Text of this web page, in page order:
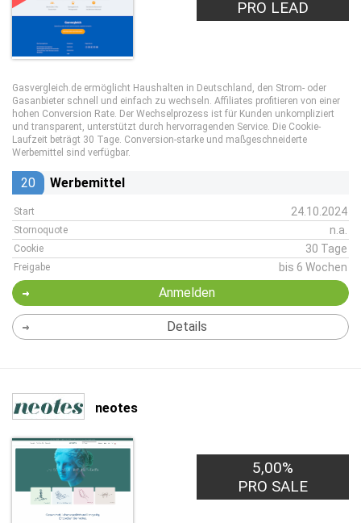
PRO LEAD
Gasvergleich.de ermöglicht Haushalten in Deutschland, den Strom- oder
Gasanbieter schnell und einfach zu wechseln. Affiliates profitieren von einer
hohen Conversion Rate. Der Wechselprozess ist für Kunden unkompliziert
und transparent, unterstützt durch hervorragenden Service. Die Cookie-
Laufzeit beträgt 30 Tage. Conversion-starke und maßgeschneiderte
Werbemittel sind verfügbar.
20 Werbemittel
Start 24.10.2024
Stornoquote n.a.
Cookie 30 Tage
Freigabe bis 6 Wochen
Anmelden
Details
neotes
5,00%
PRO SALE